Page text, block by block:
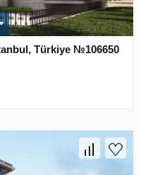
Türkiye №106650